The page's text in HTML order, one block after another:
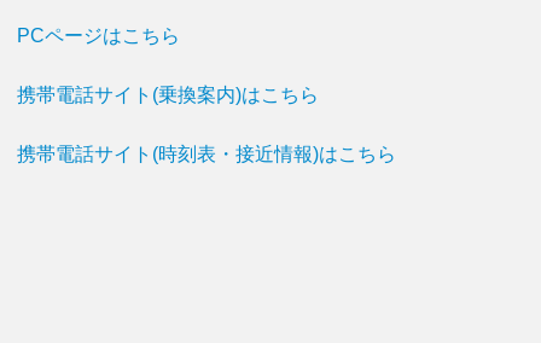
PCページはこちら
携帯電話サイト(乗換案内)はこちら
携帯電話サイト(時刻表・接近情報)はこちら